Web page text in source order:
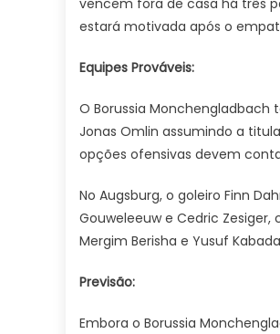
estará motivada após o
Equipes Prováveis:
O Borussia Monchengladbach
Jonas Omlin assumindo a
opções ofensivas devem
No Augsburg, o goleiro Finn
Gouweleeuw e Cedric
Mergim Berisha e Yusuf
Previsão:
Embora o Borussia